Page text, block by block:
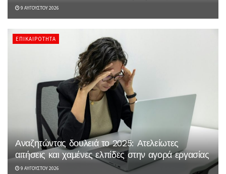
9 ΑΥΓΟΎΣΤΟΥ 2026
ΕΠΙΚΑΙΡΌΤΗΤΑ
Αναζητώντας δουλειά το 2025: Ατελείωτες
αιτήσεις και χαμένες ελπίδες στην αγορά εργασίας
9 ΑΥΓΟΎΣΤΟΥ 2026